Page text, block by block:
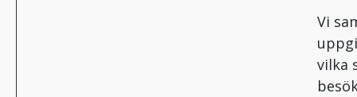
Vi
vilka